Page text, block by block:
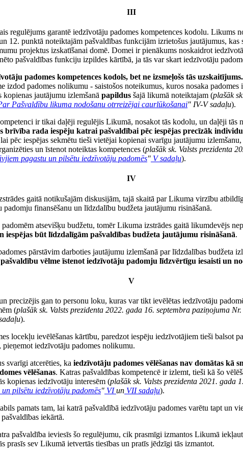
III
regulējums garantē iedzīvotāju padomes kompetences kodolu. Likums
12. punktā noteiktajām pašvaldības funkcijām izrietošus jautājumus, kas
projektus izskatīšanai domē. Domei ir pienākums noskaidrot
pašvaldības funkciju izpildes kārtībā, ja tās var skart iedzīvotāju
padomes kompetences kodols, bet ne izsmeļošs tās uzskaitījums.
izdod padomes nolikumu - saistošos noteikumus, kuros nosaka padomes
kopienas jautājumu izlemšanā papildus šajā likumā noteiktajam (plašāk
Pašvaldību likuma nodošanu otrreizējai caurlūkošanai" IV-V sadaļu).
ir tikai daļēji regulējis Likumā, nosakot tās kodolu, un daļēji tās
brīvība rada iespēju katrai pašvaldībai pēc iespējas precīzāk
pēc iespējas sekmētu tieši vietējai kopienai svarīgu jautājumu
un īstenot noteiktas kompetences (plašāk sk. Valsts prezidenta
pagastu un pilsētu iedzīvotāju padomēs" V sadaļu).
IV
gaitā notikušajām diskusijām, tajā skaitā par Likuma virzību
finansēšanu un līdzdalību budžeta jautājumu risināšanā.
atsevišķu budžetu, tomēr Likuma izstrādes gaitā likumdevējs
iespējas būt līdzdalīgām pašvaldības budžeta jautājumu risināšanā.
pārstāvim darboties jautājumu izlemšanā par līdzdalības budžeta
pašvaldību vēlme īstenot iedzīvotāju padomju līdzvērtīgu iesaisti un
V
precizējis gan to personu loku, kuras var tikt ievēlētas iedzīvotāju
(plašāk sk. Valsts prezidenta 2022. gada 16. septembra paziņojuma
).
locekļu ievēlēšanas kārtību, paredzot iespēju iedzīvotājiem tieši balsot
pieņemot iedzīvotāju padomes nolikumu.
svarīgi atcerēties, ka iedzīvotāju padomes vēlēšanas nav domātas kā
vēlēšanas. Katras pašvaldības kompetencē ir izlemt, tieši kā šo
kopienas iedzīvotāju interesēm (plašāk sk. Valsts prezidenta 2021. gada
pilsētu iedzīvotāju padomēs" VIun VII sadaļu).
pamats tam, lai katrā pašvaldībā iedzīvotāju padomes varētu tapt un
iekārtā.
pašvaldība ieviesīs šo regulējumu, cik prasmīgi izmantos Likumā
prasīs sev Likumā ietvertās tiesības un pratīs jēdzīgi tās izmantot.